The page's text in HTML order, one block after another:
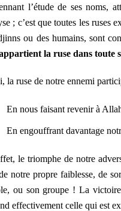
l’étude de ses noms,
; c’est que toutes les ruses
ou des humains, sont
la ruse dans toute
la ruse de notre ennemi
En nous faisant revenir à
En engouffrant davantage
le triomphe de notre
notre propre faiblesse, de
ou son groupe ! La
effectivement celle qui est